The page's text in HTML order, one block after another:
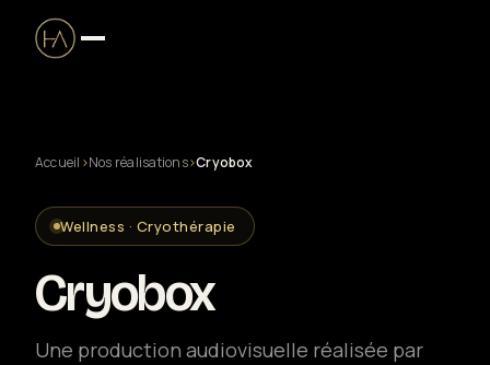
Production audiovisuelle
Clip musical
Captation live & streaming
Accueil ›Nos réalisations›Cryobox
Wellness · Cryothérapie
Cryobox
Une production audiovisuelle réalisée par